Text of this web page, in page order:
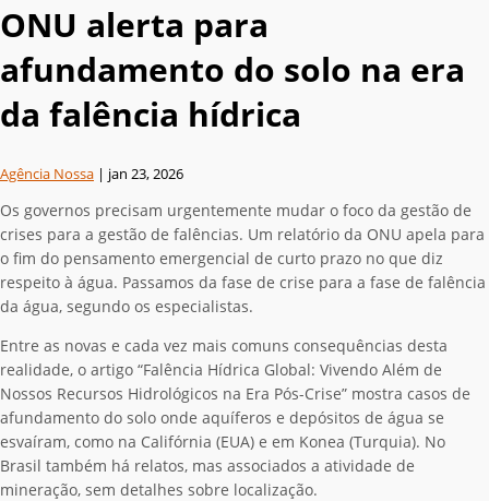
ONU alerta para
afundamento do solo na era
da falência hídrica
Agência Nossa | jan 23, 2026
Os governos precisam urgentemente mudar o foco da gestão de
crises para a gestão de falências. Um relatório da ONU apela para
o fim do pensamento emergencial de curto prazo no que diz
respeito à água. Passamos da fase de crise para a fase de falência
da água, segundo os especialistas.
Entre as novas e cada vez mais comuns consequências desta
realidade, o artigo “Falência Hídrica Global: Vivendo Além de
Nossos Recursos Hidrológicos na Era Pós-Crise” mostra casos de
afundamento do solo onde aquíferos e depósitos de água se
esvaíram, como na Califórnia (EUA) e em Konea (Turquia). No
Brasil também há relatos, mas associados a atividade de
mineração, sem detalhes sobre localização.